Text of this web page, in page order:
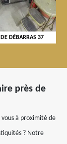
DÉBARRAS 37
près de
vous à proximité de
? Notre